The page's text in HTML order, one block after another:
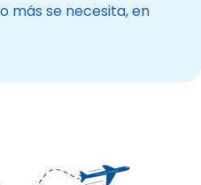
más se necesita, en